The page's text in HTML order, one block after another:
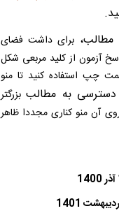
برای داشت فضای
آزمون از کلید مربعی شکل
چپ استفاده کنید تا منو
به مطالببزرگتر
آن منو کناری مجددا ظاهر